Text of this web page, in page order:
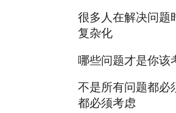
很多人在解决问题
复杂化
哪些问题才是你该
不是所有问题都必
都必须考虑